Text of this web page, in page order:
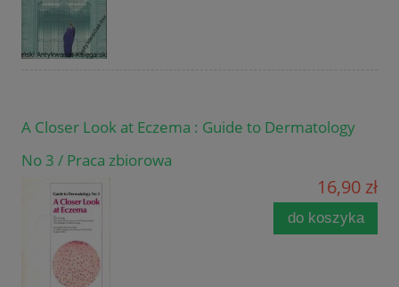
A Closer Look at Eczema : Guide to Dermatology
No 3 / Praca zbiorowa
16,90 zł
do koszyka